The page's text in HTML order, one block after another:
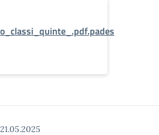
21.05.2025